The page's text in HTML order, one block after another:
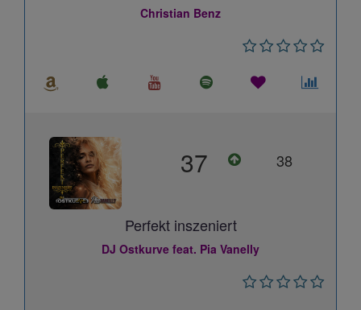
Christian Benz
37 38
Perfekt inszeniert
DJ Ostkurve feat. Pia Vanelly